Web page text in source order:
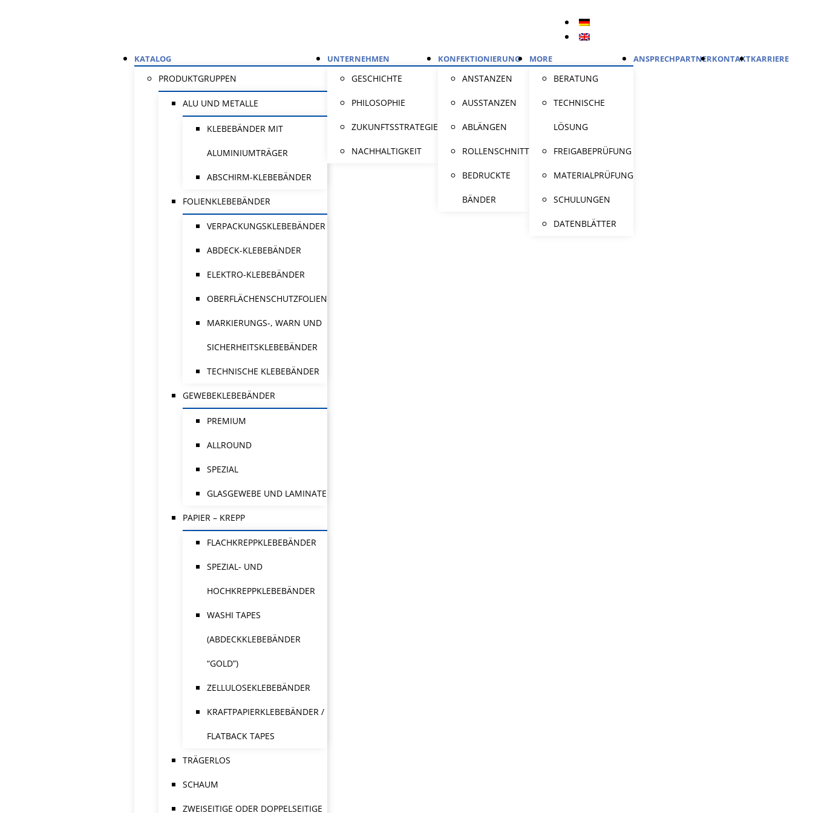
KATALOG
PRODUKTGRUPPEN
ALU UND METALLE
KLEBEBÄNDER MIT
ALUMINIUMTRÄGER
ABSCHIRM-KLEBEBÄNDER
FOLIENKLEBEBÄNDER
VERPACKUNGSKLEBEBÄNDER
ABDECK-KLEBEBÄNDER
ELEKTRO-KLEBEBÄNDER
OBERFLÄCHENSCHUTZFOLIEN
MARKIERUNGS-, WARN UND
SICHERHEITSKLEBEBÄNDER
TECHNISCHE KLEBEBÄNDER
GEWEBEKLEBEBÄNDER
PREMIUM
ALLROUND
SPEZIAL
GLASGEWEBE UND LAMINATE
PAPIER – KREPP
FLACHKREPPKLEBEBÄNDER
SPEZIAL- UND
HOCHKREPPKLEBEBÄNDER
WASHI TAPES
(ABDECKKLEBEBÄNDER
“GOLD”)
ZELLULOSEKLEBEBÄNDER
KRAFTPAPIERKLEBEBÄNDER /
FLATBACK TAPES
TRÄGERLOS
SCHAUM
ZWEISEITIGE ODER DOPPELSEITIGE
UNTERNEHMEN
GESCHICHTE
PHILOSOPHIE
ZUKUNFTSSTRATEGIE
NACHHALTIGKEIT
KONFEKTIONIERUNG
ANSTANZEN
AUSSTANZEN
ABLÄNGEN
ROLLENSCHNITT
BEDRUCKTE
BÄNDER
MORE
BERATUNG
TECHNISCHE
LÖSUNG
FREIGABEPRÜFUNG
MATERIALPRÜFUNG
SCHULUNGEN
DATENBLÄTTER
ANSPRECHPARTNERKONTAKTKARRIERE